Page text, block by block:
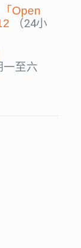
「Open
（24小
一至六